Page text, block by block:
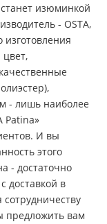
изюминкой
- OSTA,
изготовления
- лишь наиболее
Patina»
И вы
этого
- достаточно
доставкой в
предложить вам